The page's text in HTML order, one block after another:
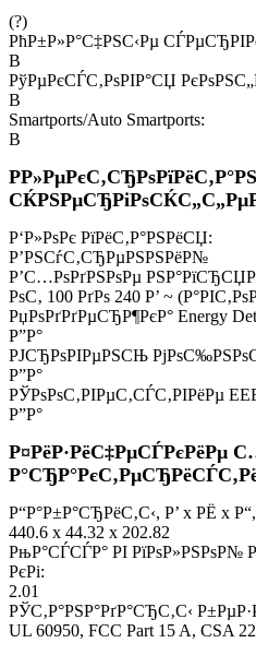
(?)
РћР±Р»Р°С‡РЅС‹Рµ
В
РўРµРєСЃС‚РѕРІР°СЏ
В
Smartports/Auto Smartports:
В
Р‘Р»РѕРє РїРёС‚Р°РЅРёСЏ:
Р’РЅСѓС‚СЂРµРЅРЅРёР№
Р’С…РѕРґРЅРѕРµ
РѕС‚ 100 РґРѕ 240 Р’ ~
РџРѕРґРґРµСЂР¶РєР° Energy
Р”Р°
РЈСЂРѕРІРµРЅСЊ
Р”Р°
РЎРѕРѕС‚РІРµС‚СЃС‚РІРёРµ
Р”Р°
Р¤РёР·РёС‡РµСЃРєРёРµ
Р“Р°Р±Р°СЂРёС‚С‹, Р’ x РЁ x Р“,
440.6 x 44.32 x 202.82
РњР°СЃСЃР° РІ РїРѕР»РЅРѕР№
РєРі:
2.01
РЎС‚Р°РЅР°РґР°СЂС‚С‹
UL 60950, FCC Part 15 A, CSA